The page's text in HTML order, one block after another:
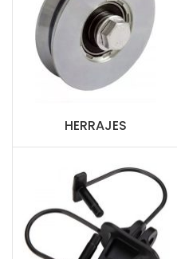
HERRAJES